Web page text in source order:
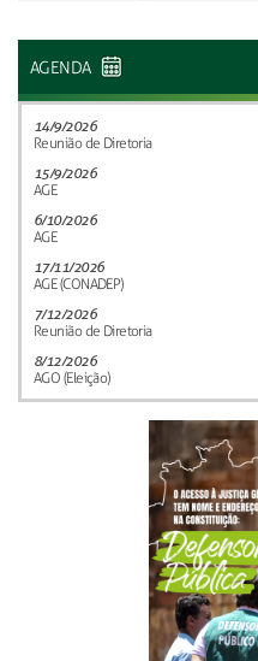
AGENDA
14/9/2026
Reunião de Diretoria
15/9/2026
AGE
6/10/2026
AGE
17/11/2026
AGE (CONADEP)
7/12/2026
Reunião de Diretoria
8/12/2026
AGO (Eleição)